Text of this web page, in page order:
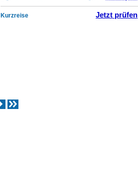
Kurzreise Jetzt prüfen